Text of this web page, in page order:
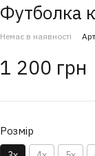
Футболка
Немає в наявності
1 200 грн
Розмір